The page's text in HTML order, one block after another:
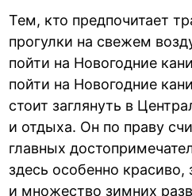
Тем, кто предпочитает
прогулки на свежем
пойти на Новогодние
пойти на Новогодние
стоит заглянуть в
и отдыха. Он по праву
главных
здесь особенно
и множество зимних